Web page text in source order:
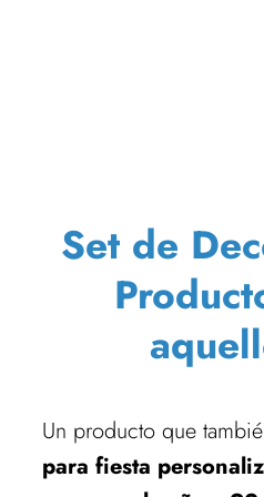
Set de
Un producto que
para fiesta